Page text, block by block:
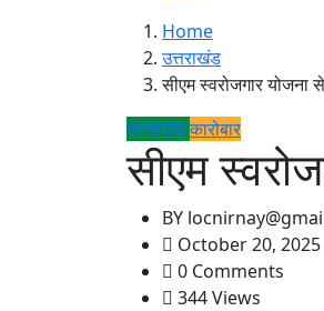
Home
उत्तराखंड
सीएम स्वरोजगार
उत्तराखंडकारोबार
सीएम
BY
October 20, 2025
0 Comments
344 Views